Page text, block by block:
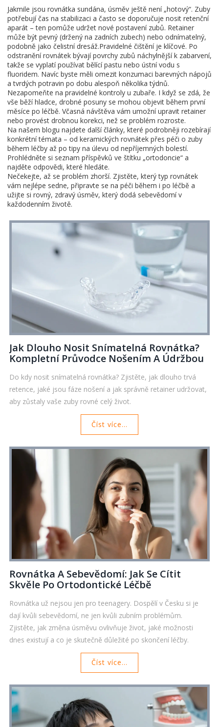
Jakmile jsou rovnátka sundána, úsměv ještě není „hotový“. Zuby
potřebují čas na stabilizaci a často se doporučuje nosit retenční
aparát – ten pomůže udržet nové postavení zubů. Retainer
může být pevný (držený na zadních zubech) nebo odnímatelný,
podobně jako čelistní dresáž.Pravidelné čištění je klíčové. Po
odstranění rovnátek bývají povrchy zubů náchylnější k zabarvení,
takže se vyplatí používat bělící pastu nebo ústní vodu s
fluoridem. Navíc byste měli omezit konzumaci barevných nápojů
a tvrdých potravin po dobu alespoň několika týdnů.
Nezapomeňte na pravidelné kontroly u zubaře. I když se zdá, že
vše běží hladce, drobné posuny se mohou objevit během první
měsíce po léčbě. Včasná návštěva vám umožní upravit retainer
nebo provést drobnou korekci, než se problém rozroste.
Na našem blogu najdete další články, které podrobněji rozebírají
konkrétní témata – od keramických rovnátek přes péči o zuby
během léčby až po tipy na úlevu od nepříjemných bolestí.
Prohlédněte si seznam příspěvků ve štítku „ortodoncie“ a
najděte odpovědi, které hledáte.
Nečekejte, až se problém zhorší. Zjistěte, který typ rovnátek
vám nejlépe sedne, připravte se na péči během i po léčbě a
užijte si rovný, zdravý úsměv, který dodá sebevědomí v
každodenním životě.
Jak Dlouho Nosit Snímatelná Rovnátka?
Kompletní Průvodce Nošením A Údržbou
Do kdy nosit snímatelná rovnátka? Zjistěte, jak dlouho trvá
retence, jaké jsou fáze nošení a jak správně retainer udržovat,
aby zůstaly vaše zuby rovné celý život.
Číst více...
Rovnátka A Sebevědomí: Jak Se Cítit
Skvěle Po Ortodontické Léčbě
Rovnátka už nejsou jen pro teenagery. Dospělí v Česku si je
dají kvůli sebevědomí, ne jen kvůli zubním problémům.
Zjistěte, jak změna úsměvu ovlivňuje život, jaké možnosti
dnes existují a co je skutečně důležité po skončení léčby.
Číst více...